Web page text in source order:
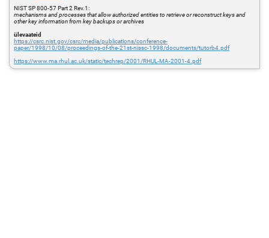
NIST SP 800-57 Part 2 Rev.1:
mechanisms and processes that allow authorized entities to retrieve or reconstruct keys and
other key information from key backups or archives
ülevaateid
https://csrc.nist.gov/csrc/media/publications/conference-
paper/1998/10/08/proceedings-of-the-21st-nissc-1998/documents/tutorb4.pdf
https://www.ma.rhul.ac.uk/static/techrep/2001/RHUL-MA-2001-4.pdf